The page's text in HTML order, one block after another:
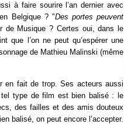
à faire sourire l’an dernier avec
Belgique ? "Des portes peuvent
de Musique ? Certes oui, dans le
que l’on ne peut qu’espérer une
de Mathieu Malinski (même
en fait de trop. Ses acteurs aussi
tel type de film est bien balisé : le
des failles et des amis douteux
balisé, on peut encore l’accepter.